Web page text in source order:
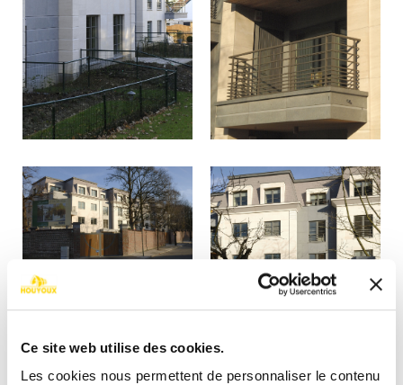
Ce site web utilise des cookies.
Les cookies nous permettent de personnaliser le contenu